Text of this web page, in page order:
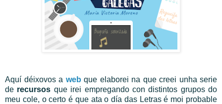
Aquí déixovos a web que elaborei na que creei unha serie
de recursos que irei empregando con distintos grupos do
meu cole, o certo é que ata o día das Letras é moi probable